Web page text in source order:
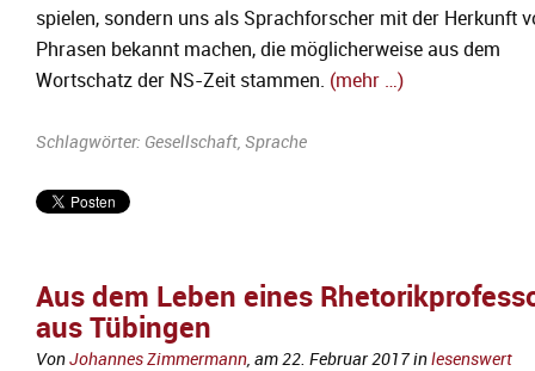
spielen, sondern uns als Sprachforscher mit der Herkunft
Phrasen bekannt machen, die möglicherweise aus dem
Wortschatz der NS-Zeit stammen. (mehr …)
Schlagwörter: Gesellschaft, Sprache
Aus dem Leben eines
aus Tübingen
VonJohannes Zimmermann, am22. Februar 2017inlesenswert